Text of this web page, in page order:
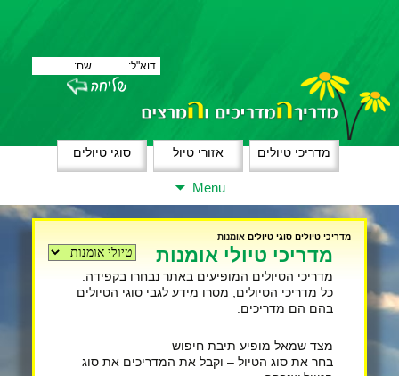
מדריכי טיולים אזורי טיול סוגי טיולים
Menu
content
מדריכי טיולים סוגי טיולים אומנות
מדריכי טיולי אומנות
מדריכי הטיולים המופיעים באתר נבחרו בקפידה.
כל מדריכי הטיולים, מסרו מידע לגבי סוגי הטיולים
בהם הם מדריכים.
מצד שמאל מופיע תיבת חיפוש
בחר את סוג הטיול – וקבל את המדריכים את סוג